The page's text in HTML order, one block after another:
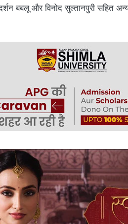
बबलू और विनोद सुल्तानपुरी सहित